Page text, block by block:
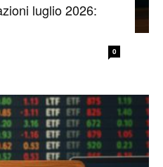
luglio 2026:
0